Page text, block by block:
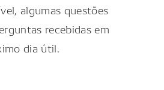
algumas questões
recebidas em
dia útil.